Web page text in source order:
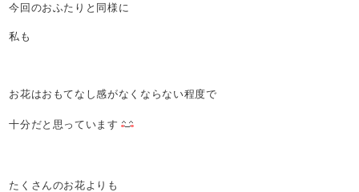
今回のおふたりと同様に
私も
お花はおもてなし感がなくならない程度で
十分だと思っています
たくさんのお花よりも